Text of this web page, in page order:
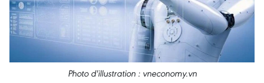
Photo d'illustration : vneconomy.vn